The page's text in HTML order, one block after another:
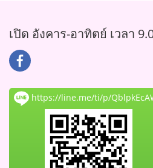
เปิด อังคาร-อาทิตย์ เวลา
https://line.me/ti/p/